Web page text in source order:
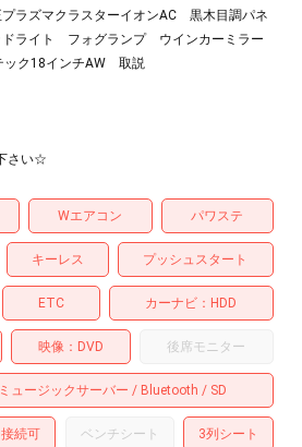
ラズマクラスターイオンAC 黒木目調パネ
ドライト フォグランプ ウインカーミラー
ック18インチAW 取説
さい☆
Wエアコン パワステ
キーレス プッシュスタート
ETC カーナビ HDD
映像 DVD 後席モニター
ミュージックサーバー Bluetooth SD
続可 ベンチシート 3列シート